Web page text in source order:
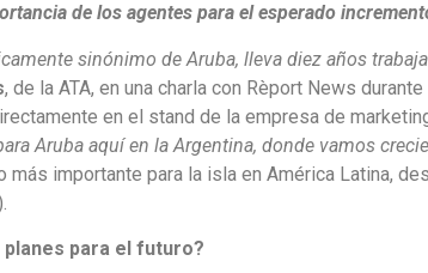
de los agentes para el esperado
sinónimo de Aruba, lleva diez años
, de la ATA, en una charla con Rèport News
en el stand de la empresa de
Aruba aquí en la Argentina, donde vamos
más importante para la isla en América Latina,
planes para el futuro?